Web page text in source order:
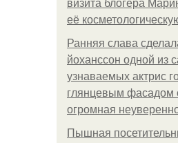
визита блогера
её
Ранняя слава
йоханссон одной из
узнаваемых актрис
глянцевым фасадом
огромная
Пышная